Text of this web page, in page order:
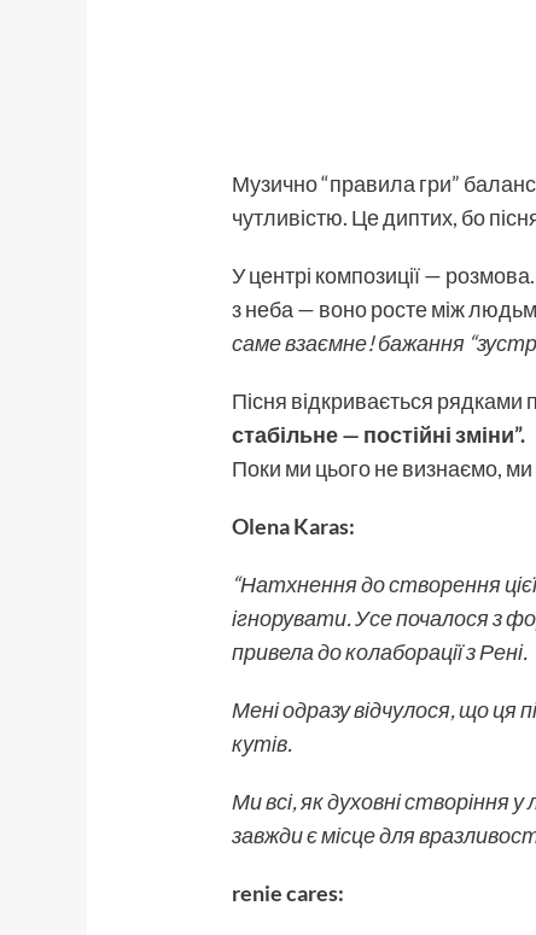
Музично “правила гри”
чутливістю. Це диптих, бо
У центрі композиції —
з неба — воно росте між
саме взаємне! бажання
Пісня відкривається рядками
стабільне — постійні зміни”.
Поки ми цього не визнаємо, ми
Olena Karas:
“Натхнення до створення
ігнорувати. Усе почалося з
привела до колаборації з Рені.
Мені одразу відчулося, що ця
кутів.
Ми всі, як духовні створіння
завжди є місце для
renie cares: